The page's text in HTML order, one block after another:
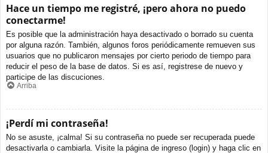
Hace un tiempo me registré, ¡pero ahora no puedo
conectarme!
Es posible que la administración haya desactivado o borrado su cuenta
por alguna razón. También, algunos foros periódicamente remueven sus
usuarios que no publicaron mensajes por cierto periodo de tiempo para
reducir el peso de la base de datos. Si es así, registrese de nuevo y
participe de las discuciones.
Arriba
¡Perdí mi contraseña!
No se asuste, ¡calma! Si su contraseña no puede ser recuperada puede
desactivarla o cambiarla. Visite la página de ingreso (login) y haga clic en